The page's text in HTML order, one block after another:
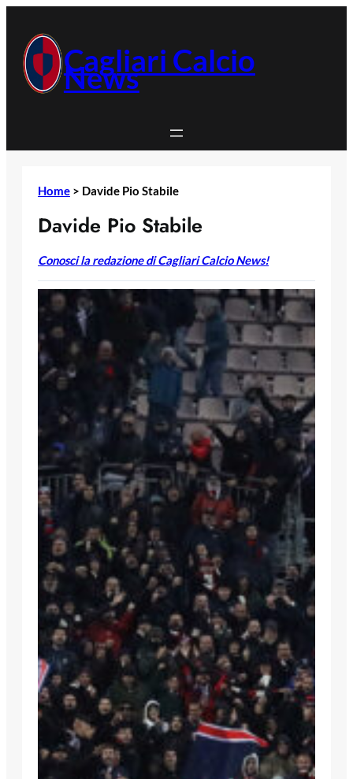
contenuto Cagliari Calcio
News
Home > Davide Pio Stabile
Davide Pio Stabile
Conosci la redazione di Cagliari Calcio News!